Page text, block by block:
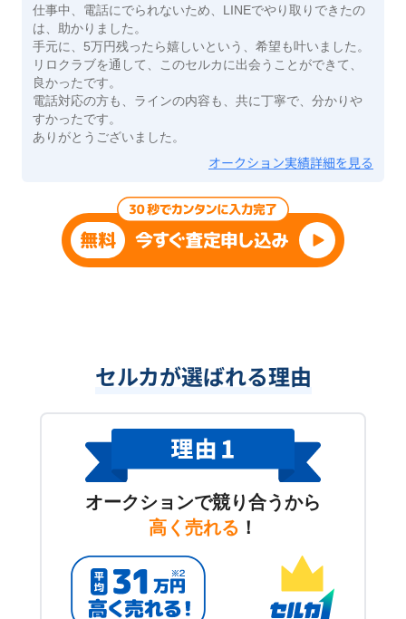
仕事中、電話にでられないため、LINEでやり取りできたの
は、助かりました。
手元に、5万円残ったら嬉しいという、希望も叶いました。
リロクラブを通して、このセルカに出会うことができて、
良かったです。
電話対応の方も、ラインの内容も、共に丁寧で、分かりや
すかったです。
ありがとうございました。
オークション実績詳細を見る
セルカが選ばれる理由
オークションで競り合うから
高く売れる ！